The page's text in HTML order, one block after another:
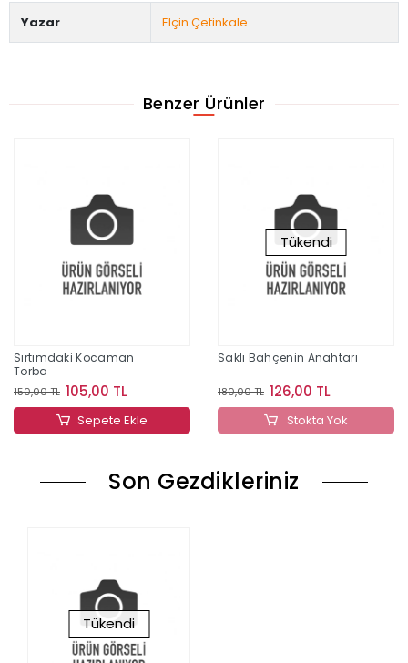
Yazar Elçin Çetinkale
Benzer Ürünler
Sırtımdaki Kocaman
Torba
150,00 TL 105,00 TL
Sepete Ekle
Tükendi
Saklı Bahçenin Anahtarı
180,00 TL 126,00 TL
Stokta Yok
Son Gezdikleriniz
Tükendi